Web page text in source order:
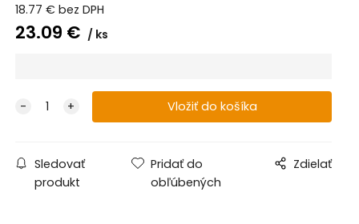
18.77 € bez DPH
23.09 € ks
Sledovať
produkt
Pridať do
obľúbených
Zdielať